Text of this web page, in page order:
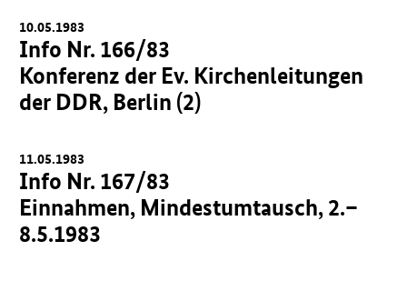
10.05.1983
Info Nr. 166/83
Konferenz der Ev. Kirchenleitungen
der DDR, Berlin (2)
11.05.1983
Info Nr. 167/83
Einnahmen, Mindestumtausch, 2.–
8.5.1983